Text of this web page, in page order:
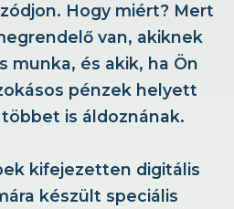
Hogy miért? Mert
van, akiknek
munka, és akik, ha Ön
pénzek helyett
is áldoznának.
kifejezetten digitális
készült speciális